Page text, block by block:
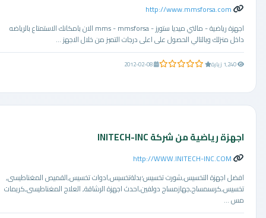
http://www.mmsforsa.com
اجهزة رياضية - مالتي ميديا ستورز - mms - mmsforsa الان بامكانك الاستمتاع بالرياضه
داخل منزلك وبالتالي الحصول على اعلى درجات التميز من خلال الاجهز ...
0.0 من 5 نجوم 2012-02-08
اجهزة رياضية من شركة INITECH-INC
http://WWW.INITECH-INC.COM
افضل اجهزة التخسيس,شورت تخسيس؛بدلةتخسيس,ادوات تخسيس,القميص المغناطيسى,
تخسيس,كرسىمساج,جهازمساج دولفين,احدث اجهزة الرشاقة, العلاج المغناطيسى,كريمات
مس ...